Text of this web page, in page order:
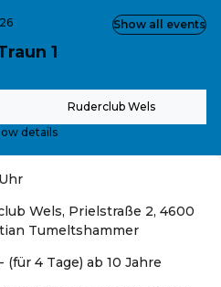
1
Ruderclub Wels
details
Show all events
Wels, Prielstraße 2, 4600
Tumeltshammer
4 Tage) ab 10 Jahre